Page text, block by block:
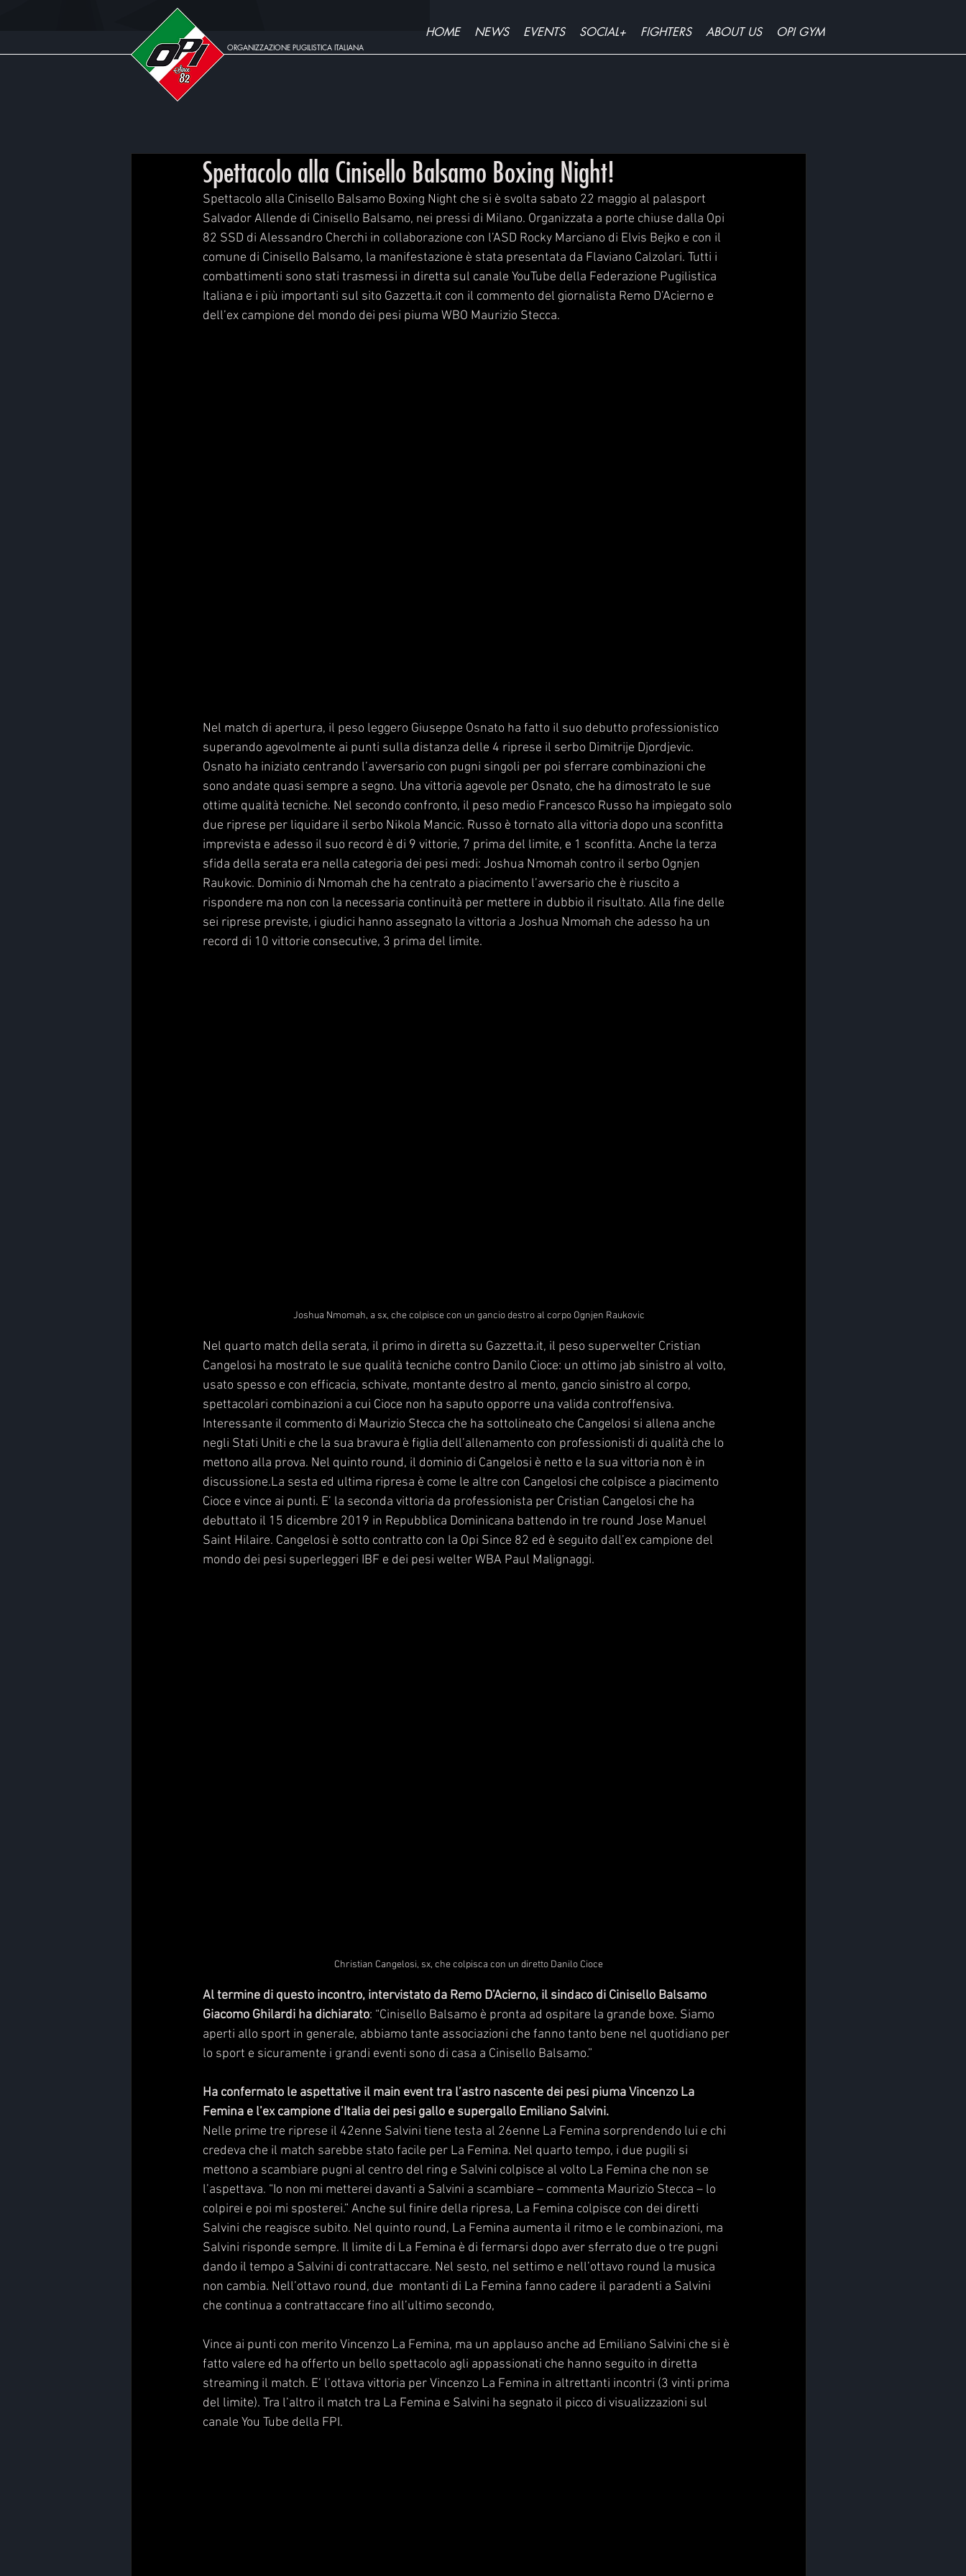
HOME NEWS EVENTS SOCIAL+ FIGHTERS ABOUT US OPI GYM
ORGANIZZAZIONE PUGILISTICA ITALIANA
Spettacolo alla Cinisello Balsamo Boxing Night!
Spettacolo alla Cinisello Balsamo Boxing Night che si è svolta sabato 22 maggio al palasport
Salvador Allende di Cinisello Balsamo, nei pressi di Milano. Organizzata a porte chiuse dalla Opi
82 SSD di Alessandro Cherchi in collaborazione con l’ASD Rocky Marciano di Elvis Bejko e con il
comune di Cinisello Balsamo, la manifestazione è stata presentata da Flaviano Calzolari. Tutti i
combattimenti sono stati trasmessi in diretta sul canale YouTube della Federazione Pugilistica
Italiana e i più importanti sul sito Gazzetta.it con il commento del giornalista Remo D’Acierno e
dell’ex campione del mondo dei pesi piuma WBO Maurizio Stecca.
Nel match di apertura, il peso leggero Giuseppe Osnato ha fatto il suo debutto professionistico
superando agevolmente ai punti sulla distanza delle 4 riprese il serbo Dimitrije Djordjevic.
Osnato ha iniziato centrando l’avversario con pugni singoli per poi sferrare combinazioni che
sono andate quasi sempre a segno. Una vittoria agevole per Osnato, che ha dimostrato le sue
ottime qualità tecniche. Nel secondo confronto, il peso medio Francesco Russo ha impiegato solo
due riprese per liquidare il serbo Nikola Mancic. Russo è tornato alla vittoria dopo una sconfitta
imprevista e adesso il suo record è di 9 vittorie, 7 prima del limite, e 1 sconfitta. Anche la terza
sfida della serata era nella categoria dei pesi medi: Joshua Nmomah contro il serbo Ognjen
Raukovic. Dominio di Nmomah che ha centrato a piacimento l’avversario che è riuscito a
rispondere ma non con la necessaria continuità per mettere in dubbio il risultato. Alla fine delle
sei riprese previste, i giudici hanno assegnato la vittoria a Joshua Nmomah che adesso ha un
record di 10 vittorie consecutive, 3 prima del limite.
Joshua Nmomah, a sx, che colpisce con un gancio destro al corpo Ognjen Raukovic
Nel quarto match della serata, il primo in diretta su Gazzetta.it, il peso superwelter Cristian
Cangelosi ha mostrato le sue qualità tecniche contro Danilo Cioce: un ottimo jab sinistro al volto,
usato spesso e con efficacia, schivate, montante destro al mento, gancio sinistro al corpo,
spettacolari combinazioni a cui Cioce non ha saputo opporre una valida controffensiva.
Interessante il commento di Maurizio Stecca che ha sottolineato che Cangelosi si allena anche
negli Stati Uniti e che la sua bravura è figlia dell’allenamento con professionisti di qualità che lo
mettono alla prova. Nel quinto round, il dominio di Cangelosi è netto e la sua vittoria non è in
discussione.La sesta ed ultima ripresa è come le altre con Cangelosi che colpisce a piacimento
Cioce e vince ai punti. E’ la seconda vittoria da professionista per Cristian Cangelosi che ha
debuttato il 15 dicembre 2019 in Repubblica Dominicana battendo in tre round Jose Manuel
Saint Hilaire. Cangelosi è sotto contratto con la Opi Since 82 ed è seguito dall’ex campione del
mondo dei pesi superleggeri IBF e dei pesi welter WBA Paul Malignaggi.
Christian Cangelosi, sx, che colpisca con un diretto Danilo Cioce
Al termine di questo incontro, intervistato da Remo D’Acierno, il sindaco di Cinisello Balsamo
Giacomo Ghilardi ha dichiarato: “Cinisello Balsamo è pronta ad ospitare la grande boxe. Siamo
aperti allo sport in generale, abbiamo tante associazioni che fanno tanto bene nel quotidiano per
lo sport e sicuramente i grandi eventi sono di casa a Cinisello Balsamo.”
Ha confermato le aspettative il main event tra l’astro nascente dei pesi piuma Vincenzo La
Femina e l’ex campione d’Italia dei pesi gallo e supergallo Emiliano Salvini.
Nelle prime tre riprese il 42enne Salvini tiene testa al 26enne La Femina sorprendendo lui e chi
credeva che il match sarebbe stato facile per La Femina. Nel quarto tempo, i due pugili si
mettono a scambiare pugni al centro del ring e Salvini colpisce al volto La Femina che non se
l’aspettava. “Io non mi metterei davanti a Salvini a scambiare – commenta Maurizio Stecca – lo
colpirei e poi mi sposterei.” Anche sul finire della ripresa, La Femina colpisce con dei diretti
Salvini che reagisce subito. Nel quinto round, La Femina aumenta il ritmo e le combinazioni, ma
Salvini risponde sempre. Il limite di La Femina è di fermarsi dopo aver sferrato due o tre pugni
dando il tempo a Salvini di contrattaccare. Nel sesto, nel settimo e nell’ottavo round la musica
non cambia. Nell’ottavo round, due  montanti di La Femina fanno cadere il paradenti a Salvini
che continua a contrattaccare fino all’ultimo secondo,
Vince ai punti con merito Vincenzo La Femina, ma un applauso anche ad Emiliano Salvini che si è
fatto valere ed ha offerto un bello spettacolo agli appassionati che hanno seguito in diretta
streaming il match. E’ l’ottava vittoria per Vincenzo La Femina in altrettanti incontri (3 vinti prima
del limite). Tra l’altro il match tra La Femina e Salvini ha segnato il picco di visualizzazioni sul
canale You Tube della FPI.